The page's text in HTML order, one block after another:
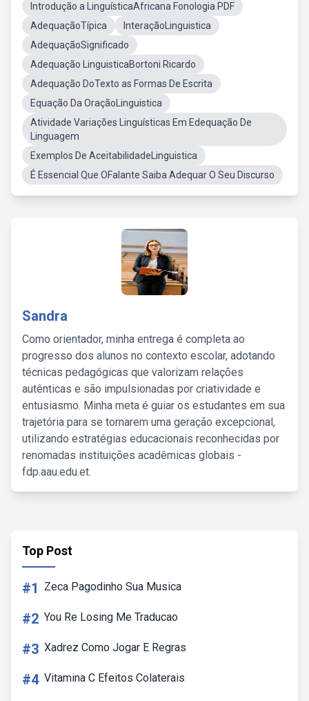
Introdução a LinguísticaAfricana Fonologia PDF
AdequaçãoTípica
InteraçãoLinguistica
AdequaçãoSignificado
Adequação LinguisticaBortoni Ricardo
Adequação DoTexto as Formas De Escrita
Equação Da OraçãoLinguistica
Atividade Variações Linguísticas Em Edequação De
Linguagem
Exemplos De AceitabilidadeLinguistica
É Essencial Que OFalante Saiba Adequar O Seu Discurso
Sandra
Como orientador, minha entrega é completa ao
progresso dos alunos no contexto escolar, adotando
técnicas pedagógicas que valorizam relações
autênticas e são impulsionadas por criatividade e
entusiasmo. Minha meta é guiar os estudantes em sua
trajetória para se tornarem uma geração excepcional,
utilizando estratégias educacionais reconhecidas por
renomadas instituições acadêmicas globais -
fdp.aau.edu.et.
Top Post
#1 Zeca Pagodinho Sua Musica
#2 You Re Losing Me Traducao
#3 Xadrez Como Jogar E Regras
#4 Vitamina C Efeitos Colaterais